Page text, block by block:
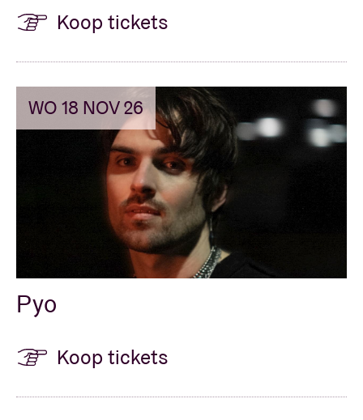
Koop tickets
WO 18 NOV 26
Pyo
Koop tickets